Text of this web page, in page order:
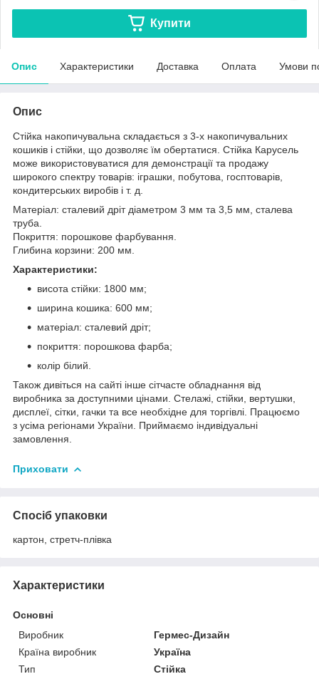
Купити
Опис Характеристики Доставка Оплата Умови
Опис
Стійка накопичувальна складається з 3-х накопичувальних
кошиків і стійки, що дозволяє їм обертатися. Стійка Карусель
може використовуватися для демонстрації та продажу
широкого спектру товарів: іграшки, побутова, госптоварів,
кондитерських виробів і т. д.
Матеріал: сталевий дріт діаметром 3 мм та 3,5 мм, сталева
труба.
Покриття: порошкове фарбування.
Глибина корзини: 200 мм.
Характеристики:
висота стійки: 1800 мм;
ширина кошика: 600 мм;
матеріал: сталевий дріт;
покриття: порошкова фарба;
колір білий.
Також дивіться на сайті інше сітчасте обладнання від
виробника за доступними цінами. Стелажі, стійки, вертушки,
дисплеї, сітки, гачки та все необхідне для торгівлі. Працюємо
з усіма регіонами України. Приймаємо індивідуальні
замовлення.
Приховати
Спосіб упаковки
картон, стретч-плівка
Характеристики
Основні
Виробник
Гермес-Дизайн
Країна виробник
Україна
Тип
Стійка